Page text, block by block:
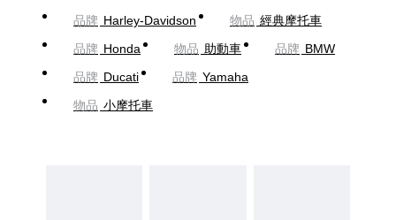
品牌 Harley-Davidson 物品 經典摩托車
品牌 Honda 物品 助動車 品牌 BMW
品牌 Ducati 品牌 Yamaha
物品 小摩托車